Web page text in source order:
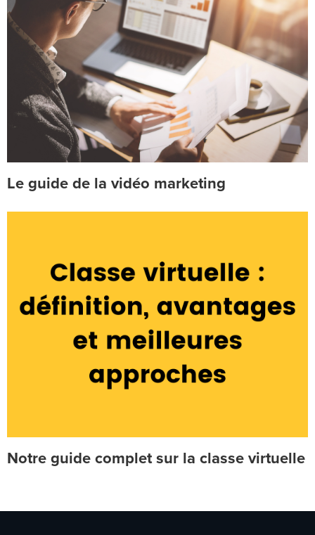
Le guide de la vidéo marketing
Notre guide complet sur la classe virtuelle